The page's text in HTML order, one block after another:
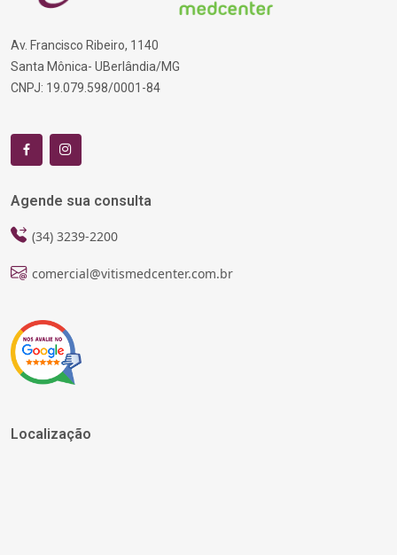
Av. Francisco Ribeiro, 1140
Santa Mônica- UBerlândia/MG
CNPJ: 19.079.598/0001-84
Agende sua consulta
(34) 3239-2200
comercial@vitismedcenter.com.br
Localização